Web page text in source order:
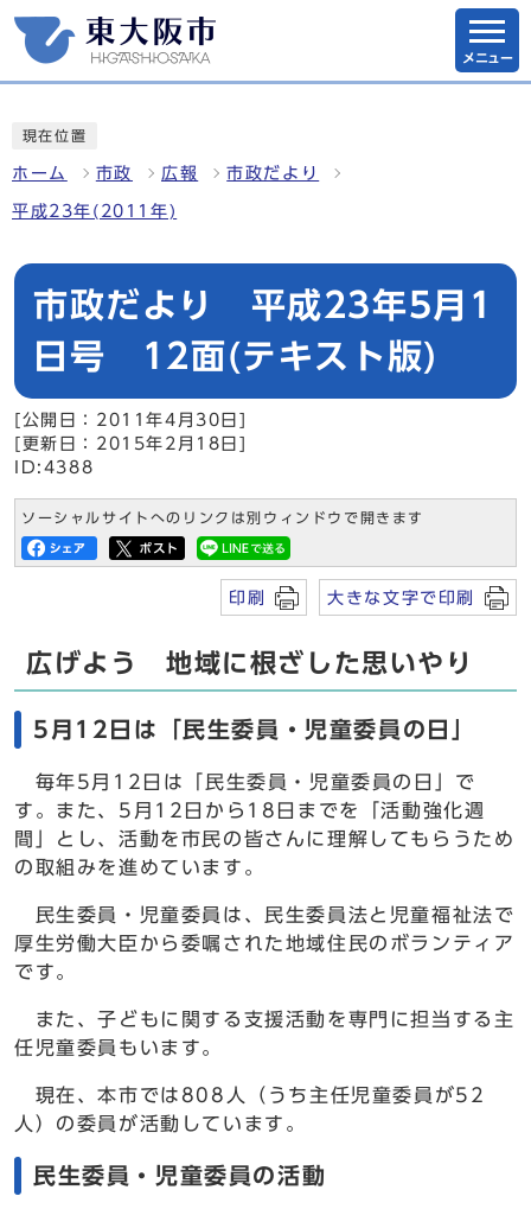
メニュー
現在位置
ホーム 市政 広報 市政だより
平成23年(2011年)
市政だより 平成23年5月1
日号 12面(テキスト版)
[公開日：2011年4月30日]
[更新日：2015年2月18日]
ID:4388
ソーシャルサイトへのリンクは別ウィンドウで開きます
印刷 大きな文字で印刷
広げよう 地域に根ざした思いやり
5月12日は「民生委員・児童委員の日」
毎年5月12日は「民生委員・児童委員の日」で
す。また、5月12日から18日までを「活動強化週
間」とし、活動を市民の皆さんに理解してもらうため
の取組みを進めています。
民生委員・児童委員は、民生委員法と児童福祉法で
厚生労働大臣から委嘱された地域住民のボランティア
です。
また、子どもに関する支援活動を専門に担当する主
任児童委員もいます。
現在、本市では808人（うち主任児童委員が52
人）の委員が活動しています。
民生委員・児童委員の活動